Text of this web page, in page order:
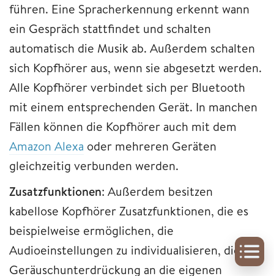
führen. Eine Spracherkennung erkennt wann
ein Gespräch stattfindet und schalten
automatisch die Musik ab. Außerdem schalten
sich Kopfhörer aus, wenn sie abgesetzt werden.
Alle Kopfhörer verbindet sich per Bluetooth
mit einem entsprechenden Gerät. In manchen
Fällen können die Kopfhörer auch mit dem
Amazon Alexa oder mehreren Geräten
gleichzeitig verbunden werden.
Zusatzfunktionen: Außerdem besitzen
kabellose Kopfhörer Zusatzfunktionen, die es
beispielweise ermöglichen, die
Audioeinstellungen zu individualisieren, die
Geräuschunterdrückung an die eigenen